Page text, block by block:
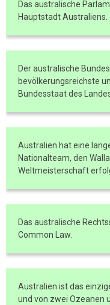
Das australische
Hauptstadt Australiens.
Der australische
bevölkerungsreichste
Bundesstaat des
Australien hat eine
Nationalteam, den
Weltmeisterschaft
Das australische
Common Law.
Australien ist das
und von zwei Ozeanen